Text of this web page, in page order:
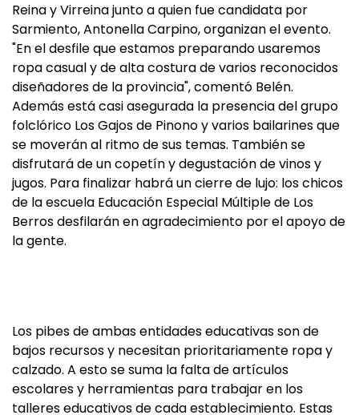
Reina y Virreina junto a quien fue candidata por
Sarmiento, Antonella Carpino, organizan el evento.
"En el desfile que estamos preparando usaremos
ropa casual y de alta costura de varios reconocidos
diseñadores de la provincia", comentó Belén.
Además está casi asegurada la presencia del grupo
folclórico Los Gajos de Pinono y varios bailarines que
se moverán al ritmo de sus temas. También se
disfrutará de un copetín y degustación de vinos y
jugos. Para finalizar habrá un cierre de lujo: los chicos
de la escuela Educación Especial Múltiple de Los
Berros desfilarán en agradecimiento por el apoyo de
la gente.
Los pibes de ambas entidades educativas son de
bajos recursos y necesitan prioritariamente ropa y
calzado. A esto se suma la falta de artículos
escolares y herramientas para trabajar en los
talleres educativos de cada establecimiento. Estas